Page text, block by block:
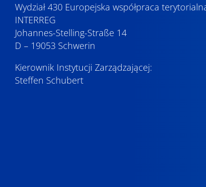
Wydział 430 Europejska współpraca
INTERREG
Johannes-Stelling-Straße 14
D – 19053 Schwerin
Kierownik Instytucji Zarządzającej:
Steffen Schubert